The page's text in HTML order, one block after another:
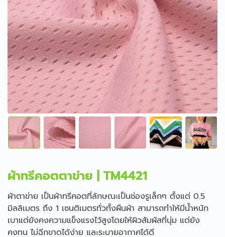
ผ้าทรีคอตตาข่าย | TM4421
ผ้าตาข่าย เป็นผ้าทรีคอตที่ลักษณะเป็นช่องรูเล็กๆ ตั้งแต่ 0.5
มิลลิเมตร ถึง 1 เซนติเมตรทั่วทั้งผืนผ้า สามารถทำให้มีน้ำหนัก
เบาแต่ยังคงความแข็งแรงไว้สูงโดยให้ผิวสัมผัสที่นุ่ม แต่ยัง
คงทน ไม่ฉีกขาดได้ง่าย และระบายอากาศได้ดี